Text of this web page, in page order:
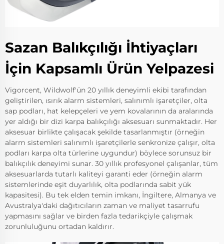
Sazan Balıkçılığı İhtiyaçları
İçin Kapsamlı Ürün Yelpazesi
Vigorcent, Wildwolf'ün 20 yıllık deneyimli ekibi tarafından
geliştirilen, ısırık alarm sistemleri, salınımlı işaretçiler, olta
sap podları, hat kelepçeleri ve yem kovalarının da aralarında
yer aldığı bir dizi karpa balıkçılığı aksesuarı sunmaktadır. Her
aksesuar birlikte çalışacak şekilde tasarlanmıştır (örneğin
alarm sistemleri salınımlı işaretçilerle senkronize çalışır, olta
podları karpa olta türlerine uygundur) böylece sorunsuz bir
balıkçılık deneyimi sunar. 30 yıllık profesyonel çalışanlar, tüm
aksesuarlarda tutarlı kaliteyi garanti eder (örneğin alarm
sistemlerinde eşit duyarlılık, olta podlarında sabit yük
kapasitesi). Bu tek elden temin imkanı, İngiltere, Almanya ve
Avustralya'daki dağıtıcıların zaman ve maliyet tasarrufu
yapmasını sağlar ve birden fazla tedarikçiyle çalışmak
zorunluluğunu ortadan kaldırır.